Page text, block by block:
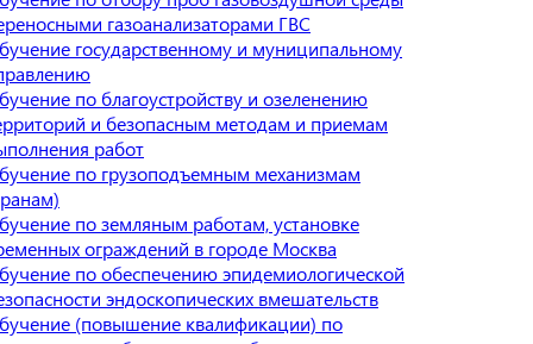
газоанализаторами ГВС
государственному и муниципальному
по благоустройству и озеленению
и безопасным методам и приемам
работ
по грузоподъемным механизмам
по земляным работам, установке
ограждений в городе Москва
по обеспечению эпидемиологической
эндоскопических вмешательств
(повышение квалификации) по